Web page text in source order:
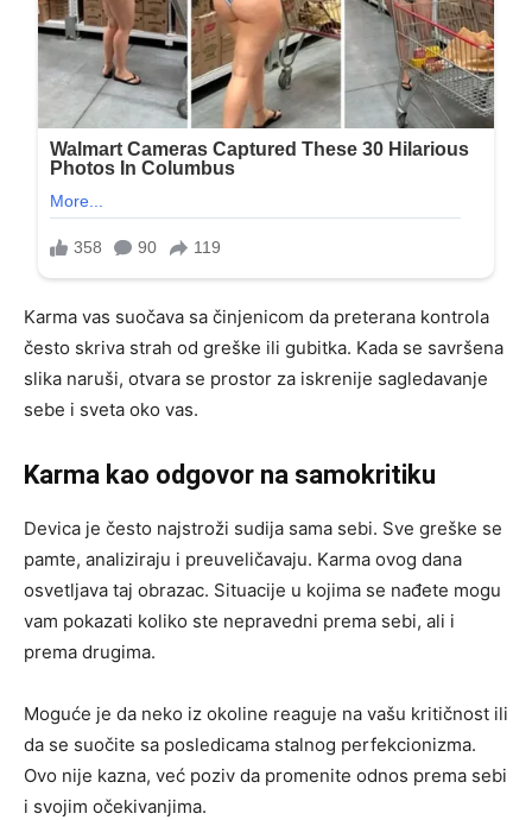
Karma vas suočava sa činjenicom da preterana kontrola
često skriva strah od greške ili gubitka. Kada se savršena
slika naruši, otvara se prostor za iskrenije sagledavanje
sebe i sveta oko vas.
Karma kao odgovor na samokritiku
Devica je često najstroži sudija sama sebi. Sve greške se
pamte, analiziraju i preuveličavaju. Karma ovog dana
osvetljava taj obrazac. Situacije u kojima se nađete mogu
vam pokazati koliko ste nepravedni prema sebi, ali i
prema drugima.
Moguće je da neko iz okoline reaguje na vašu kritičnost ili
da se suočite sa posledicama stalnog perfekcionizma.
Ovo nije kazna, već poziv da promenite odnos prema sebi
i svojim očekivanjima.